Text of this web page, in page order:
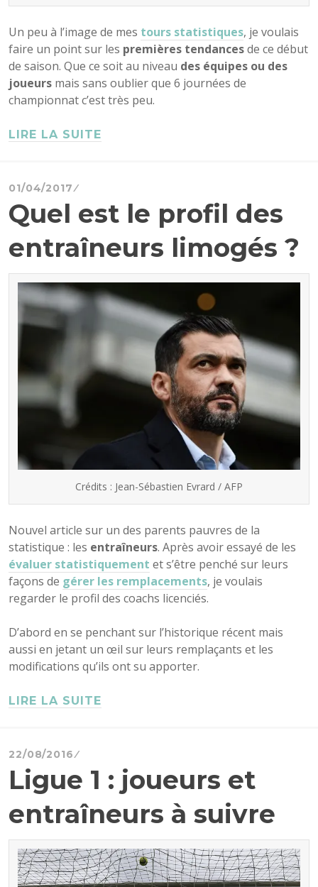
Un peu à l’image de mes tours statistiques, je voulais
faire un point sur les premières tendancesde ce début
de saison. Que ce soit au niveau des équipes ou des
joueurs mais sans oublier que 6 journées de
championnat c’est très peu.
LIRE LA SUITE
01/04/2017
Quel est le profil des
entraîneurs limogés ?
Crédits : Jean-Sébastien Evrard / AFP
Nouvel article sur un des parents pauvres de la
statistique : les entraîneurs. Après avoir essayé de les
évaluer statistiquement et s’être penché sur leurs
façons de gérer les remplacements, je voulais
regarder le profil des coachs licenciés.
D’abord en se penchant sur l’historique récent mais
aussi en jetant un œil sur leurs remplaçants et les
modifications qu’ils ont su apporter.
LIRE LA SUITE
22/08/2016
Ligue 1 : joueurs et
entraîneurs à suivre